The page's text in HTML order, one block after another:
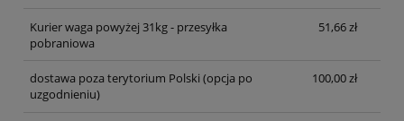
Kurier waga powyżej 31kg - przesyłka
pobraniowa
51,66 zł
dostawa poza terytorium Polski (opcja po
uzgodnieniu)
100,00 zł